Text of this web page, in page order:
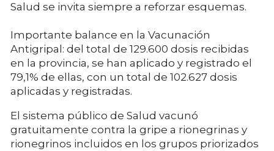
Salud se invita siempre a reforzar esquemas.
Importante balance en la Vacunación
Antigripal: del total de 129.600 dosis recibidas
en la provincia, se han aplicado y registrado el
79,1% de ellas, con un total de 102.627 dosis
aplicadas y registradas.
El sistema público de Salud vacunó
gratuitamente contra la gripe a rionegrinas y
rionegrinos incluidos en los grupos priorizados